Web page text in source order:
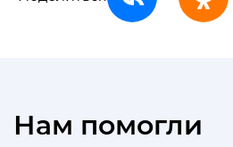
Нам помогли